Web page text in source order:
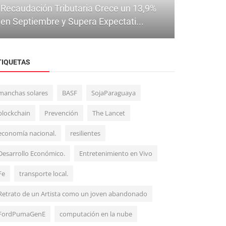
Recaudación Tributaria Crece un 13,9%
en Septiembre y Supera Expectati...
Economía
Paraguay brilla como anfitrión en la
solares BASF SojaParaguaya
Prevención The Lancet
nacional. resilientes
Económico. Entretenimiento en Vivo
transporte local.
de un Artista como un joven abandonado
computación en la nube